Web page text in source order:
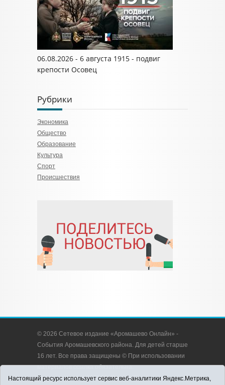
06.08.2026 - 6 августа 1915 - подвиг
крепости Осовец
Рубрики
Экономика
Общество
Образование
Культура
Спорт
Происшествия
© 2026 Сетевое издание «Аромашево Онлайн» -
События Аромашевского района. Для детей старше
16 лет. Все права защищены © При использовании
материалов ссылка обязательна.
Адрес редакции: 627350, Россия, Тюменская
Настоящий ресурс использует сервис веб-аналитики Яндекс.Метрика,